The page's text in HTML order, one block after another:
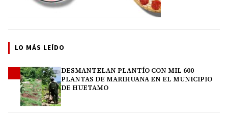
LO MÁS LEÍDO
DESMANTELAN PLANTÍO CON MIL 600
PLANTAS DE MARIHUANA EN EL MUNICIPIO
DE HUETAMO